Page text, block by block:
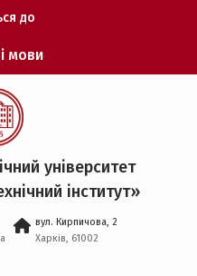
до
мови
університет
iнститут»
вул. Кирпичова, 2
Харків, 61002